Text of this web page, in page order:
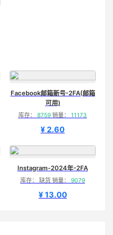
Facebook邮箱新号-2FA(邮箱
可用)
库存： 8759 销量： 11173
¥ 2.60
Instagram-2024年-2FA
库存： 缺货 销量： 9079
¥ 13.00